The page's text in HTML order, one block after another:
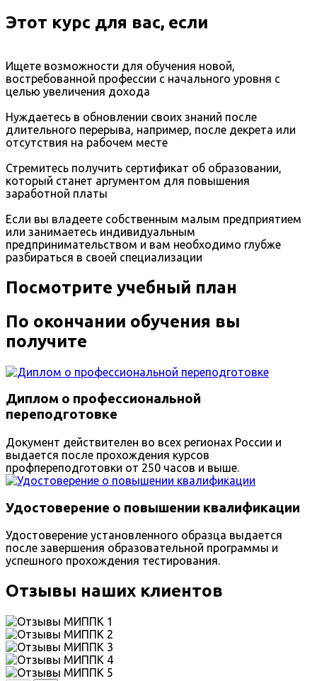
Этот курс для вас, если
Ищете возможности для обучения новой,
востребованной профессии с начального уровня с
целью увеличения дохода
Нуждаетесь в обновлении своих знаний после
длительного перерыва, например, после декрета или
отсутствия на рабочем месте
Стремитесь получить сертификат об образовании,
который станет аргументом для повышения
заработной платы
Если вы владеете собственным малым предприятием
или занимаетесь индивидуальным
предпринимательством и вам необходимо глубже
разбираться в своей специализации
Посмотрите учебный план
По окончании обучения вы
получите
Диплом о профессиональной
переподготовке
Документ действителен во всех регионах России и
выдается после прохождения курсов
профпереподготовки от 250 часов и выше.
Удостоверение о повышении квалификации
Удостоверение установленного образца выдается
после завершения образовательной программы и
успешного прохождения тестирования.
Отзывы наших клиентов